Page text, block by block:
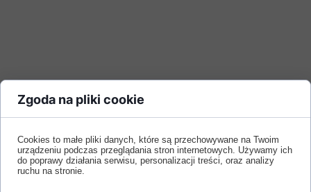
Zgoda na pliki cookie
Cookies to małe pliki danych, które są przechowywane na Twoim
urządzeniu podczas przeglądania stron internetowych. Używamy ich
do poprawy działania serwisu, personalizacji treści, oraz analizy
ruchu na stronie.